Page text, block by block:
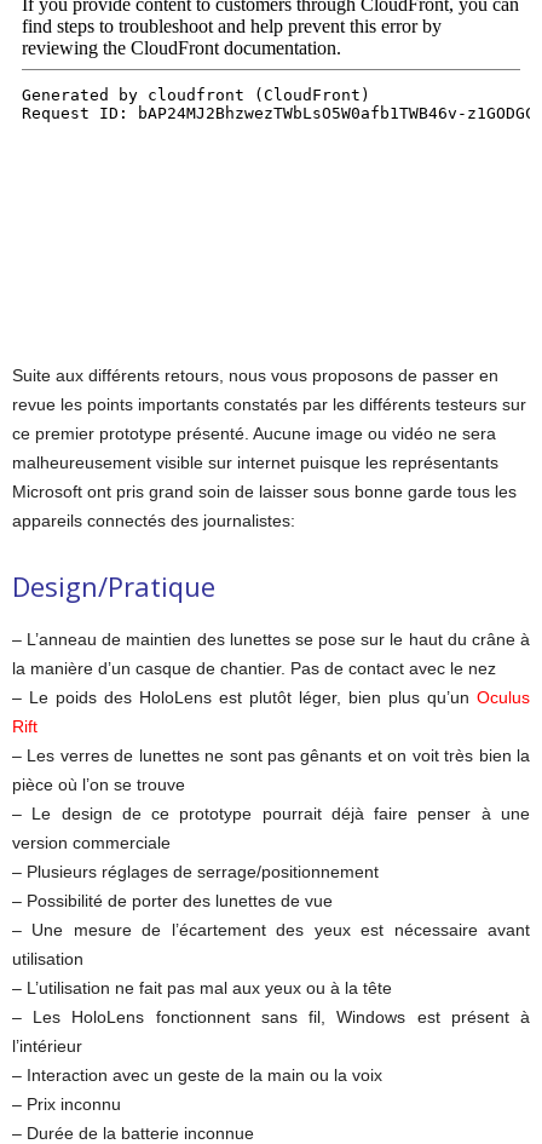
Suite aux différents retours, nous vous proposons de passer en
revue les points importants constatés par les différents testeurs sur
ce premier prototype présenté. Aucune image ou vidéo ne sera
malheureusement visible sur internet puisque les représentants
Microsoft ont pris grand soin de laisser sous bonne garde tous les
appareils connectés des journalistes:
Design/Pratique
– L’anneau de maintien des lunettes se pose sur le haut du crâne à
la manière d’un casque de chantier. Pas de contact avec le nez
– Le poids des HoloLens est plutôt léger, bien plus qu’un Oculus
Rift
– Les verres de lunettes ne sont pas gênants et on voit très bien la
pièce où l’on se trouve
– Le design de ce prototype pourrait déjà faire penser à une
version commerciale
– Plusieurs réglages de serrage/positionnement
– Possibilité de porter des lunettes de vue
– Une mesure de l’écartement des yeux est nécessaire avant
utilisation
– L’utilisation ne fait pas mal aux yeux ou à la tête
– Les HoloLens fonctionnent sans fil, Windows est présent à
l’intérieur
– Interaction avec un geste de la main ou la voix
– Prix inconnu
– Durée de la batterie inconnue